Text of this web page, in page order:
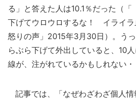
る」と答えた人は10.1％だった（
下げてウロウロするな！ イライラ
怒りの声」2015年3月30日）。う
らぶら下げて外出していると、10
線が、注がれているかもしれない・
記事では、「なぜわざわざ個人情